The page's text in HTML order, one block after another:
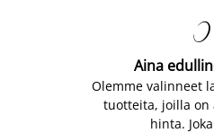

Aina
Olemme valinneet
tuotteita, joilla on
hinta.